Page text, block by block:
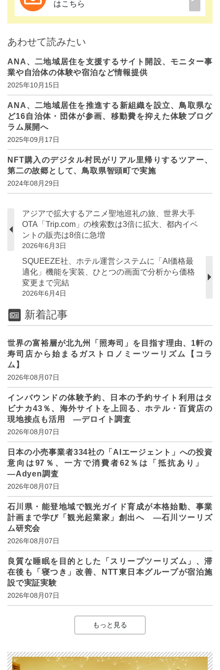
はこちら
あわせて読みたい
ANA、二地域居住を支援するサイト開設、モニター事
業や自治体の体験や宿泊など情報提供
2025年10月15日
ANA、二地域居住を推進する新組織を設立、鳥取県な
ど16自治体・団体が参画、移動費を抑えた体験プログ
ラム展開へ
2025年09月17日
NFT購入のデジタル村民がリアル里帰りするツアー、
第二の故郷として、鳥取県智頭町で実施
2024年08月29日
アジアで拡大するアニメ聖地巡礼の旅、世界大手
OTA「Trip.com」の検索数は3倍に拡大、都内イベ
ントの販売は8倍に急増
2026年6月3日
SQUEEZE社、ホテル運営システムに「AI価格最
適化」機能を実装、ひとつの画面で分析から価格
変更まで完結
2026年6月4日
新着記事
世界の富裕層が北九州「照寿司」を目指す理由、1軒の
寿司店から始まるガストロノミーツーリズム【コラ
ム】
2026年08月07日
インバウンドの体験予約、日本の予約サイト利用はタ
ビナカ43％、海外サイトを上回る、ホテル・百貨店の
現地接点も活用 ―デロイト調査
2026年08月07日
日本の小売事業者334社の「AIエージェント」への投資
意向は97％、一方で消費者62％は「抵抗あり」
―Adyen調査
2026年08月07日
石川県・能登地域で観光ガイド育成が本格始動、事業
計画まで学び「観光起業家」創出へ ―石川ツーリズ
ム研究会
2026年08月07日
良質な睡眠を目的とした「スリープツーリズム」、滞
在後も「寝つき」改善、NTT東日本グループが宿泊施
設で実証実験
2026年08月07日
もっと見る